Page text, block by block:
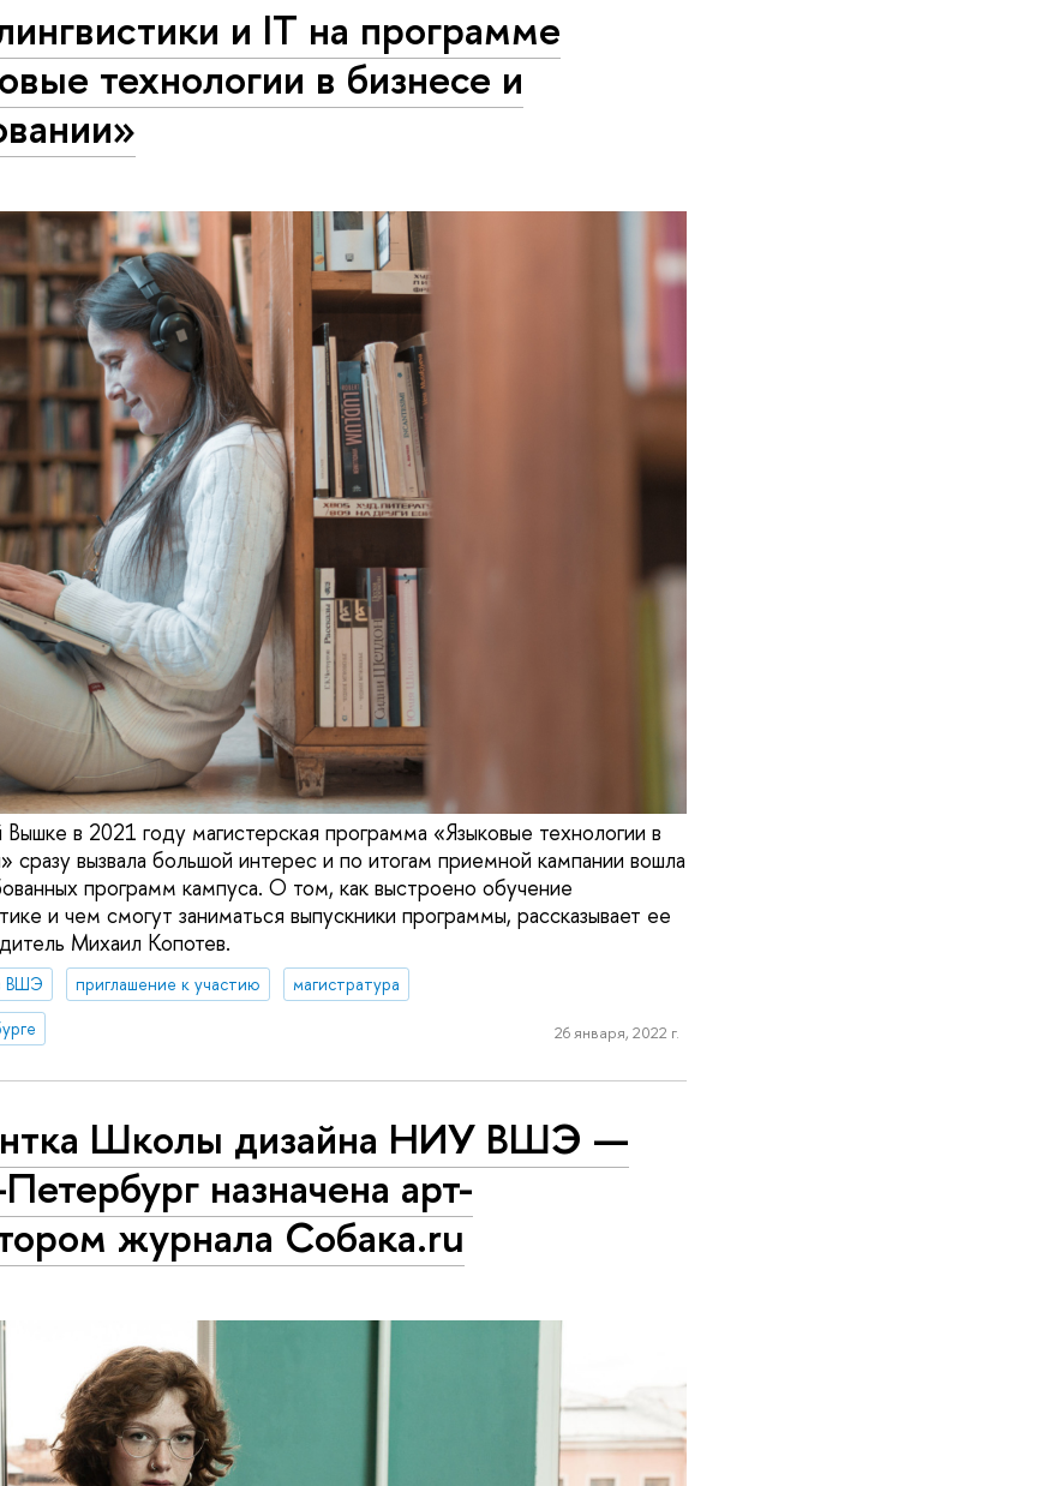
и IT на программе
технологии в бизнесе и
в 2021 году магистерская программа «Языковые технологии в
сразу вызвала большой интерес и по итогам приемной кампании вошла
программ кампуса. О том, как выстроено обучение
и чем смогут заниматься выпускники программы, рассказывает ее
Михаил Копотев.
ВШЭ приглашение к участию
магистратура
26 января, 2022 г.
Школы дизайна НИУ ВШЭ —
назначена арт-
журнала Собака.ru